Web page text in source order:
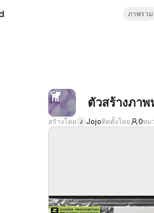
ภาพรวม
ตัวสร้างภา
สร้างโดย J Jojoติดตั้งโดย 0หม